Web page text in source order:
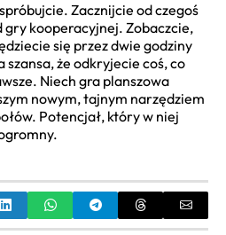
Zacznijcie od czegoś
gry kooperacyjnej. Zobaczcie,
się przez dwie godziny
szansa, że odkryjecie coś, co
Niech gra planszowa
nowym, tajnym narzędziem
Potencjał, który w niej